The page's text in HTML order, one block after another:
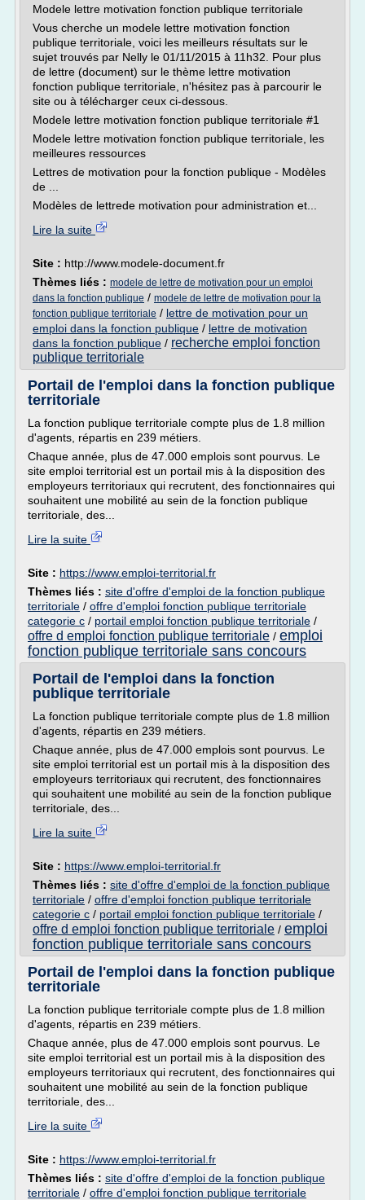
Modele lettre motivation fonction publique territoriale
Vous cherche un modele lettre motivation fonction
publique territoriale, voici les meilleurs résultats sur le
sujet trouvés par Nelly le 01/11/2015 à 11h32. Pour plus
de lettre (document) sur le thème lettre motivation
fonction publique territoriale, n'hésitez pas à parcourir le
site ou à télécharger ceux ci-dessous.
Modele lettre motivation fonction publique territoriale #1
Modele lettre motivation fonction publique territoriale, les
meilleures ressources
Lettres de motivation pour la fonction publique - Modèles
de ...
Modèles de lettrede motivation pour administration et...
Lire la suite
Site : http://www.modele-document.fr
Thèmes liés : modele de lettre de motivation pour un emploi
dans la fonction publique / modele de lettre de motivation pour la
fonction publique territoriale / lettre de motivation pour un
emploi dans la fonction publique / lettre de motivation
dans la fonction publique / recherche emploi fonction
publique territoriale
Portail de l'emploi dans la fonction publique
territoriale
La fonction publique territoriale compte plus de 1.8 million
d'agents, répartis en 239 métiers.
Chaque année, plus de 47.000 emplois sont pourvus. Le
site emploi territorial est un portail mis à la disposition des
employeurs territoriaux qui recrutent, des fonctionnaires qui
souhaitent une mobilité au sein de la fonction publique
territoriale, des...
Lire la suite
Site : https://www.emploi-territorial.fr
Thèmes liés : site d'offre d'emploi de la fonction publique
territoriale / offre d'emploi fonction publique territoriale
categorie c / portail emploi fonction publique territoriale /
offre d emploi fonction publique territoriale / emploi
fonction publique territoriale sans concours
Portail de l'emploi dans la fonction
publique territoriale
La fonction publique territoriale compte plus de 1.8 million
d'agents, répartis en 239 métiers.
Chaque année, plus de 47.000 emplois sont pourvus. Le
site emploi territorial est un portail mis à la disposition des
employeurs territoriaux qui recrutent, des fonctionnaires
qui souhaitent une mobilité au sein de la fonction publique
territoriale, des...
Lire la suite
Site : https://www.emploi-territorial.fr
Thèmes liés : site d'offre d'emploi de la fonction publique
territoriale / offre d'emploi fonction publique territoriale
categorie c / portail emploi fonction publique territoriale /
offre d emploi fonction publique territoriale / emploi
fonction publique territoriale sans concours
Portail de l'emploi dans la fonction publique
territoriale
La fonction publique territoriale compte plus de 1.8 million
d'agents, répartis en 239 métiers.
Chaque année, plus de 47.000 emplois sont pourvus. Le
site emploi territorial est un portail mis à la disposition des
employeurs territoriaux qui recrutent, des fonctionnaires qui
souhaitent une mobilité au sein de la fonction publique
territoriale, des...
Lire la suite
Site : https://www.emploi-territorial.fr
Thèmes liés : site d'offre d'emploi de la fonction publique
territoriale / offre d'emploi fonction publique territoriale